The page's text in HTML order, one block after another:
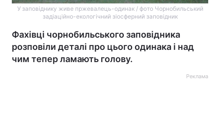
У заповіднику живе пржевалець-одинак / фото Чорнобильський
задіаційно-екологічний зіосферний заповідник
Фахівці чорнобильського заповідника
розповіли деталі про цього одинака і над
чим тепер ламають голову.
Реклама